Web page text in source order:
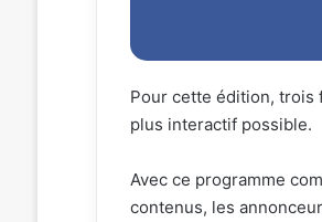
Pour cette édition, trois
plus interactif possible.
Avec ce programme
contenus, les